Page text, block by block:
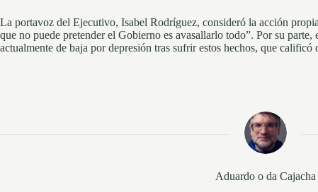
La portavoz del Ejecutivo, Isabel Rodríguez, consideró la acción
que no puede pretender el Gobierno es avasallarlo todo”. Por su
actualmente de baja por depresión tras sufrir estos hechos, que calificó
Aduardo o da Cajacha